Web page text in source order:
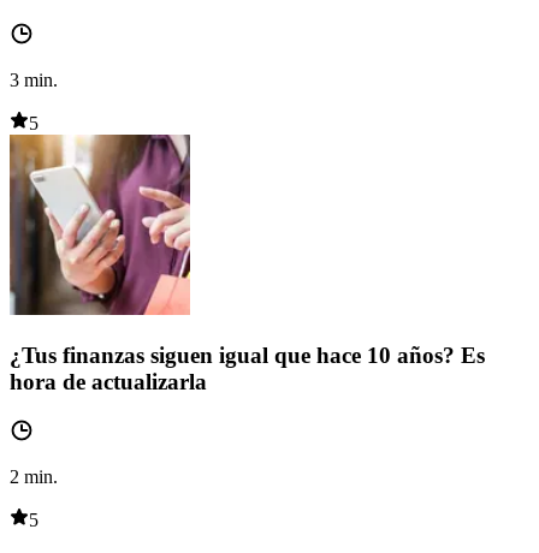
3 min.
5
¿Tus finanzas siguen igual que hace 10 años? Es
hora de actualizarla
2 min.
5